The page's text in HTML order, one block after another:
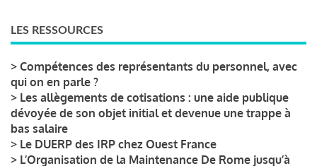
LES RESSOURCES
> Compétences des représentants du personnel, avec
qui on en parle ?
> Les allègements de cotisations : une aide publique
dévoyée de son objet initial et devenue une trappe à
bas salaire
> Le DUERP des IRP chez Ouest France
> L’Organisation de la Maintenance De Rome jusqu’à